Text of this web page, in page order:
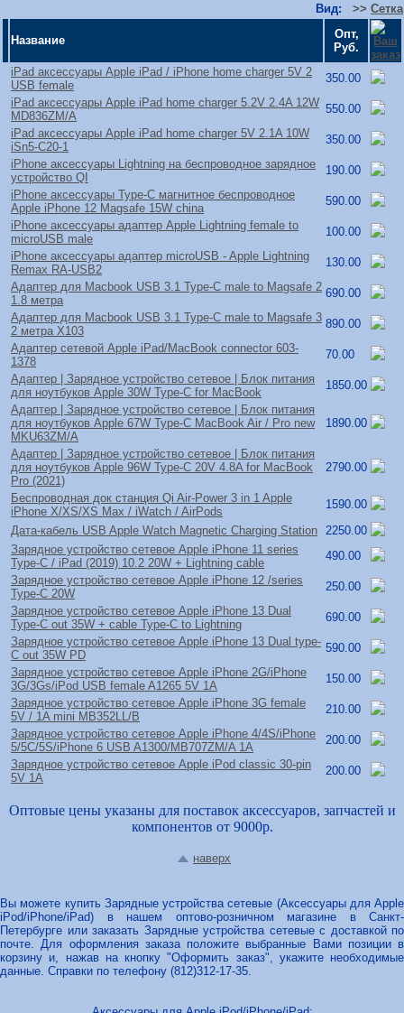
Вид: >> Сетка
Название
Опт,
Руб.
iPad аксессуары Apple iPad / iPhone home charger 5V 2
USB female
350.00
iPad аксессуары Apple iPad home charger 5.2V 2.4A 12W
MD836ZM/A
550.00
iPad аксессуары Apple iPad home charger 5V 2.1A 10W
iSn5-C20-1
350.00
iPhone аксессуары Lightning на беспроводное зарядное
устройство QI
190.00
iPhone аксессуары Type-C магнитное беспроводное
Apple iPhone 12 Magsafe 15W china
590.00
iPhone аксессуары адаптер Apple Lightning female to
microUSB male
100.00
iPhone аксессуары адаптер microUSB - Apple Lightning
Remax RA-USB2
130.00
Адаптер для Macbook USB 3.1 Type-C male to Magsafe 2
1.8 метра
690.00
Адаптер для Macbook USB 3.1 Type-C male to Magsafe 3
2 метра X103
890.00
Адаптер сетевой Apple iPad/MacBook connector 603-
1378
70.00
Адаптер | Зарядное устройство сетевое | Блок питания
для ноутбуков Apple 30W Type-C for MacBook
1850.00
Адаптер | Зарядное устройство сетевое | Блок питания
для ноутбуков Apple 67W Type-C MacBook Air / Pro new
MKU63ZM/A
1890.00
Адаптер | Зарядное устройство сетевое | Блок питания
для ноутбуков Apple 96W Type-C 20V 4.8A for MacBook
Pro (2021)
2790.00
Беспроводная док станция Qi Air-Power 3 in 1 Apple
iPhone X/XS/XS Max / iWatch / AirPods
1590.00
Дата-кабель USB Apple Watch Magnetic Charging Station
2250.00
Зарядное устройство сетевое Apple iPhone 11 series
Type-C / iPad (2019) 10.2 20W + Lightning cable
490.00
Зарядное устройство сетевое Apple iPhone 12 /series
Type-C 20W
250.00
Зарядное устройство сетевое Apple iPhone 13 Dual
Type-C out 35W + cable Type-C to Lightning
690.00
Зарядное устройство сетевое Apple iPhone 13 Dual type-
C out 35W PD
590.00
Зарядное устройство сетевое Apple iPhone 2G/iPhone
3G/3Gs/iPod USB female A1265 5V 1A
150.00
Зарядное устройство сетевое Apple iPhone 3G female
5V / 1A mini MB352LL/B
210.00
Зарядное устройство сетевое Apple iPhone 4/4S/iPhone
5/5C/5S/iPhone 6 USB A1300/MB707ZM/A 1A
200.00
Зарядное устройство сетевое Apple iPod classic 30-pin
5V 1A
200.00
Оптовые цены указаны для поставок аксессуаров, запчастей и
компонентов от 9000р.
наверх
Вы можете купить Зарядные устройства сетевые (Аксессуары для Apple
iPod/iPhone/iPad) в нашем оптово-розничном магазине в Санкт-
Петербурге или заказать Зарядные устройства сетевые с доставкой по
почте. Для оформления заказа положите выбранные Вами позиции в
корзину и, нажав на кнопку "Оформить заказ", укажите необходимые
данные. Справки по телефону (812)312-17-35.